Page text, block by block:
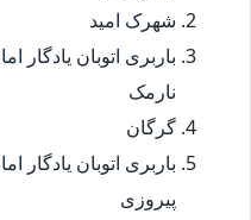
شهرک امید
باربری اتوبان یادگار
نارمک
گرگان
باربری اتوبان یادگار
پیروزی